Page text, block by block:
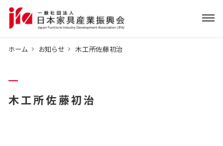
ホーム お知らせ 木工所佐藤初治
木工所佐藤初治